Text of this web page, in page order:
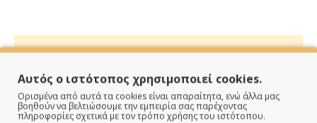
ΠΑΡΑΔΙΔΟΥΜΕ ΓΡΗΓΟΡΑ
Άμεση αποστολή της παραγγελίας σου σε 1 - 2 εργάσιμες
Αυτός ο ιστότοπος χρησιμοποιεί cookies.
Ορισμένα από αυτά τα cookies είναι απαραίτητα, ενώ άλλα μας
βοηθούν να βελτιώσουμε την εμπειρία σας παρέχοντας
πληροφορίες σχετικά με τον τρόπο χρήσης του ιστότοπου.